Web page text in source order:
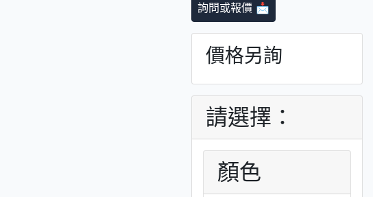
詢問或報價 📩
價格另詢
請選擇：
顏色